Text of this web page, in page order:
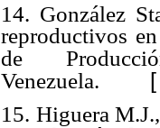
14. González
reproductivos
de
Venezuela. [
15. Higuera